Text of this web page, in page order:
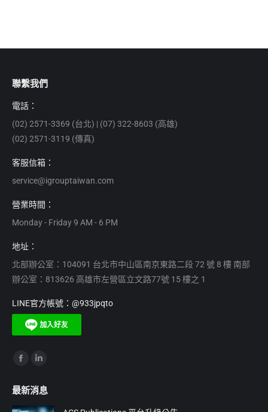
聯繫我們
電話：
(02) 2571-3369 (台北) | (07) 322-8603 (高雄)
(02) 2571-3119 (傳真)
客服信箱：
service@igrouptaiwan.com
營業時間：
Monday - Friday 9 AM - 6 PM
地址：
北部辦公室：104091 台北市中山區南京東路二段 72 號 8 樓 南部
辦公室：813626 高雄市左營區立文路77號 15 樓之 1
LINE官方帳號：@933jpqto
Find us on:
opensopens
最新消息